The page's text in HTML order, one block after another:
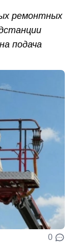
ремонтных
подача
0